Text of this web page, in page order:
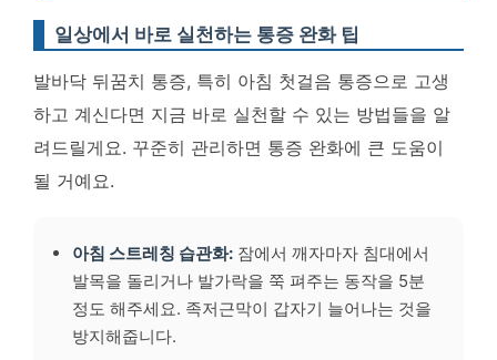
일상에서 바로 실천하는 통증 완화 팁
발바닥 뒤꿈치 통증, 특히 아침 첫걸음 통증으로 고생
하고 계신다면 지금 바로 실천할 수 있는 방법들을 알
려드릴게요. 꾸준히 관리하면 통증 완화에 큰 도움이
될 거예요.
아침 스트레칭 습관화: 잠에서 깨자마자 침대에서
발목을 돌리거나 발가락을 쭉 펴주는 동작을 5분
정도 해주세요. 족저근막이 갑자기 늘어나는 것을
방지해줍니다.